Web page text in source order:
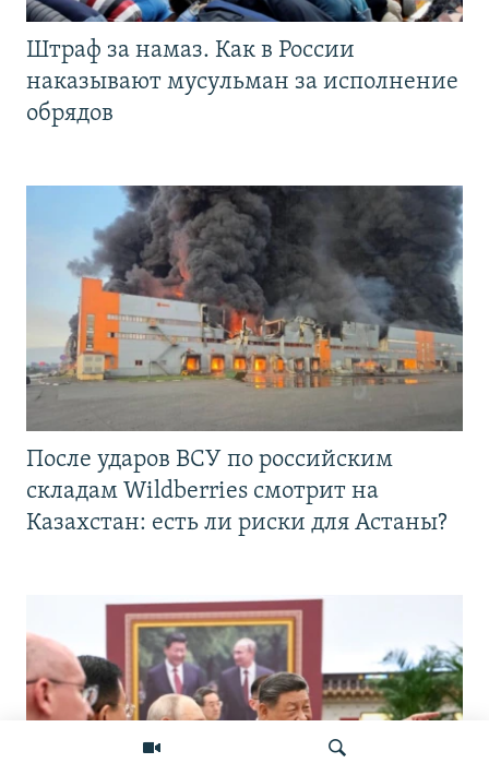
Штраф за намаз. Как в России
наказывают мусульман за исполнение
обрядов
После ударов ВСУ по российским
складам Wildberries смотрит на
Казахстан: есть ли риски для Астаны?